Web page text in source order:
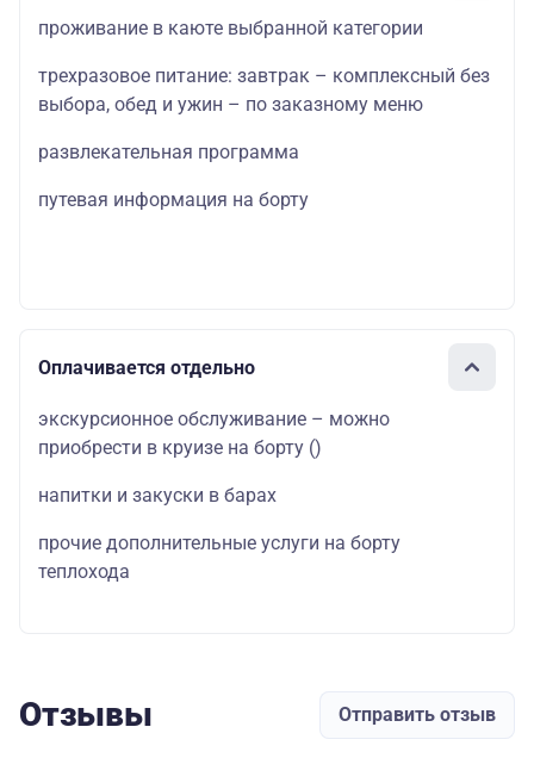
проживание в каюте выбранной категории
трехразовое питание: завтрак – комплексный без
выбора, обед и ужин – по заказному меню
развлекательная программа
путевая информация на борту
Оплачивается отдельно
экскурсионное обслуживание – можно
приобрести в круизе на борту ()
напитки и закуски в барах
прочие дополнительные услуги на борту
теплохода
Отзывы Отправить отзыв